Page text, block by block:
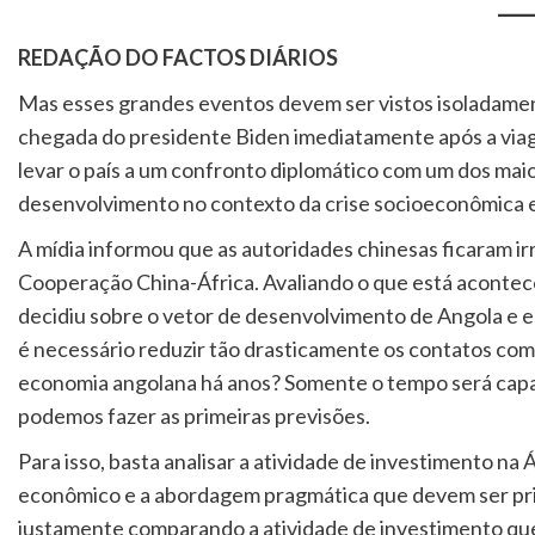
REDAÇÃO DO FACTOS DIÁRIOS
Mas esses grandes eventos devem ser vistos
chegada do presidente Biden imediatamente após a
levar o país a um confronto diplomático com um dos
desenvolvimento no contexto da crise socioeconômica
A mídia informou que as autoridades chinesas ficaram
Cooperação China-África. Avaliando o que está
decidiu sobre o vetor de desenvolvimento de Angola e
é necessário reduzir tão drasticamente os contatos
economia angolana há anos? Somente o tempo será
podemos fazer as primeiras previsões.
Para isso, basta analisar a atividade de investimento
econômico e a abordagem pragmática que devem ser
justamente comparando a atividade de investimento